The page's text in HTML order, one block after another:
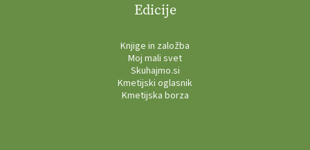
Edicije
Knjige in založba
Moj mali svet
Skuhajmo.si
Kmetijski oglasnik
Kmetijska borza